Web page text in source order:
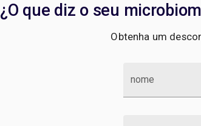
¿O que diz o seu
Obtenha um
nome